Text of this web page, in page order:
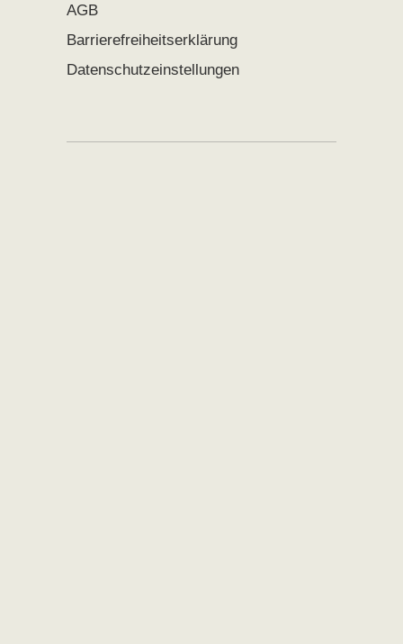
AGB
Barrierefreiheitserklärung
Datenschutzeinstellungen